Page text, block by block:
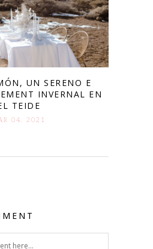
UN SERENO E
INVERNAL EN
TEIDE
04. 2021